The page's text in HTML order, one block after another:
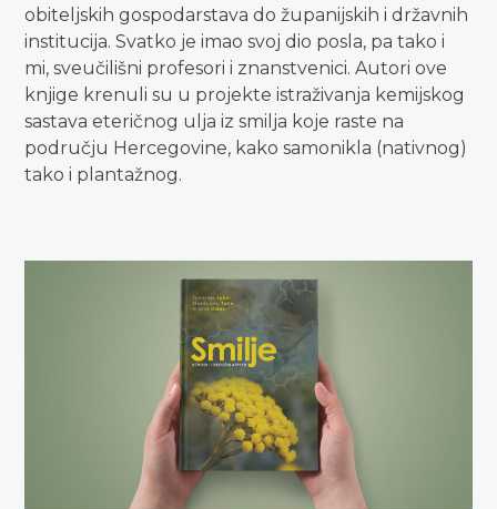
obiteljskih gospodarstava do županijskih i državnih
institucija. Svatko je imao svoj dio posla, pa tako i
mi, sveučilišni profesori i znanstvenici. Autori ove
knjige krenuli su u projekte istraživanja kemijskog
sastava eteričnog ulja iz smilja koje raste na
području Hercegovine, kako samonikla (nativnog)
tako i plantažnog.